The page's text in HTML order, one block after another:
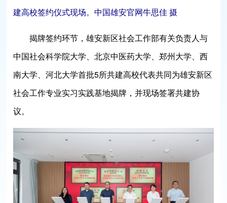
建高校签约仪式现场。中国雄安官网牛思佳 摄
揭牌签约环节，雄安新区社会工作部有关负责人与
中国社会科学院大学、北京中医药大学、郑州大学、西
南大学、河北大学首批5所共建高校代表共同为雄安新区
社会工作专业实习实践基地揭牌，并现场签署共建协
议。